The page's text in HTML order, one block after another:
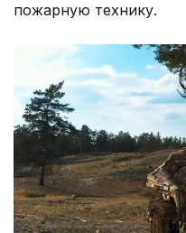
пожарную технику.